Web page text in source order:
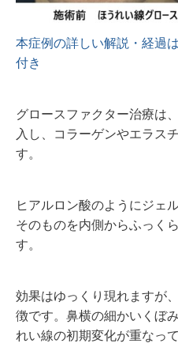
本症例の詳しい解説・経過
付き
グロースファクター治療は
入し、コラーゲンやエラス
す。
ヒアルロン酸のようにジェ
そのものを内側からふっく
す。
効果はゆっくり現れますが
徴です。鼻横の細かいくぼ
れい線の初期変化が重なっ